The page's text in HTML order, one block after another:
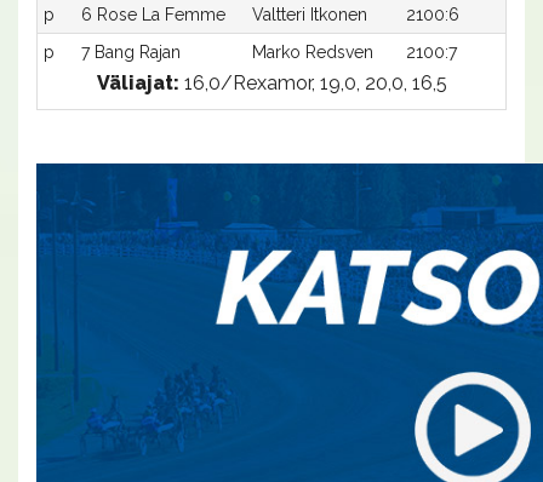
p
6 Rose La Femme Valtteri Itkonen 2100:6
p
7 Bang Rajan Marko Redsven 2100:7
Väliajat: 16,0/Rexamor, 19,0, 20,0, 16,5